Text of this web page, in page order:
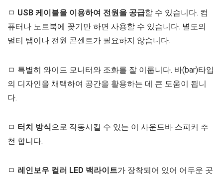
ㅁ USB 케이블을 이용하여 전원을 공급할 수 있습니다. 컴
퓨터나 노트북에 꽂기만 하면 사용할 수 있습니다. 별도의
멀티 탭이나 전원 콘센트가 필요하지 않습니다.
ㅁ 특별히 와이드 모니터와 조화를 잘 이룹니다. 바(bar)타입
의 디자인을 채택하여 공간을 활용하는 데 큰 도움이 됩니
다.
ㅁ 터치 방식으로 작동시킬 수 있는 이 사운드바 스피커 추
천 합니다.
ㅁ 레인보우 컬러 LED 백라이트가 장착되어 있어 어두운 곳